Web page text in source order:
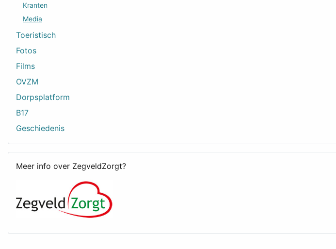
Kranten
Media
Toeristisch
Fotos
Films
OVZM
Dorpsplatform
B17
Geschiedenis
Meer info over ZegveldZorgt?